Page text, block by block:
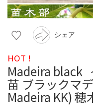
シェア
HOT !
Madeira black
苗 ブラックマ
Madeira KK) 穂